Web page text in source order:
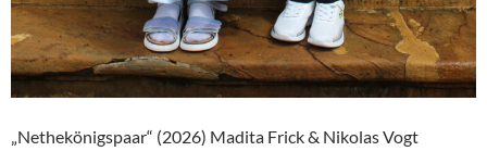
„Nethekönigspaar“ (2026) Madita Frick & Nikolas Vogt